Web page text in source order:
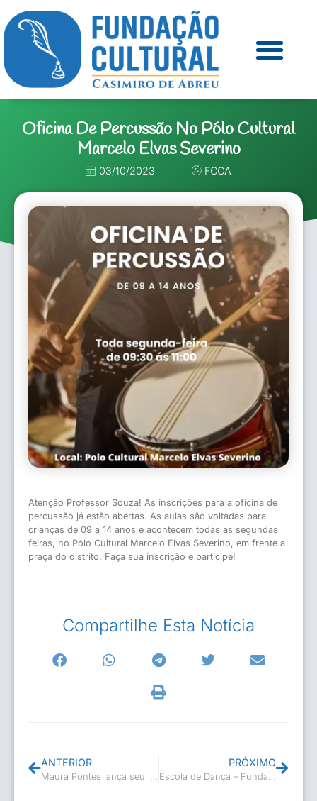
Oficina De Percussão No Pólo Cultural
Marcelo Elvas Severino
03/10/2023 FCCA
Atenção Professor Souza! As inscrições para a oficina de
percussão já estão abertas. As aulas são voltadas para
crianças de 09 a 14 anos e acontecem todas as segundas
feiras, no Pólo Cultural Marcelo Elvas Severino, em frente a
praça do distrito. Faça sua inscrição e participe!
Compartilhe Esta Notícia
ANTERIOR
Maura Pontes lança seu livro no Museu Casa de Casimiro de Abreu
PRÓXIMO
Escola de Dança – Fundação Cultural Casimiro de Abreu